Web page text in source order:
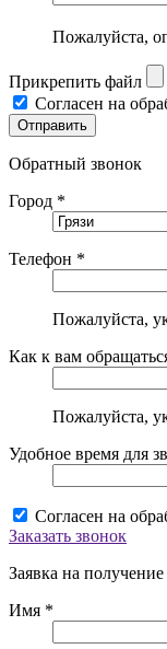
Пожалуйста,
Прикрепить файл
Согласен на
Обратный звонок
Город *
Телефон *
Пожалуйста,
Как к вам
Пожалуйста,
Удобное время для
Согласен на
Заказать звонок
Заявка на получение
Имя *